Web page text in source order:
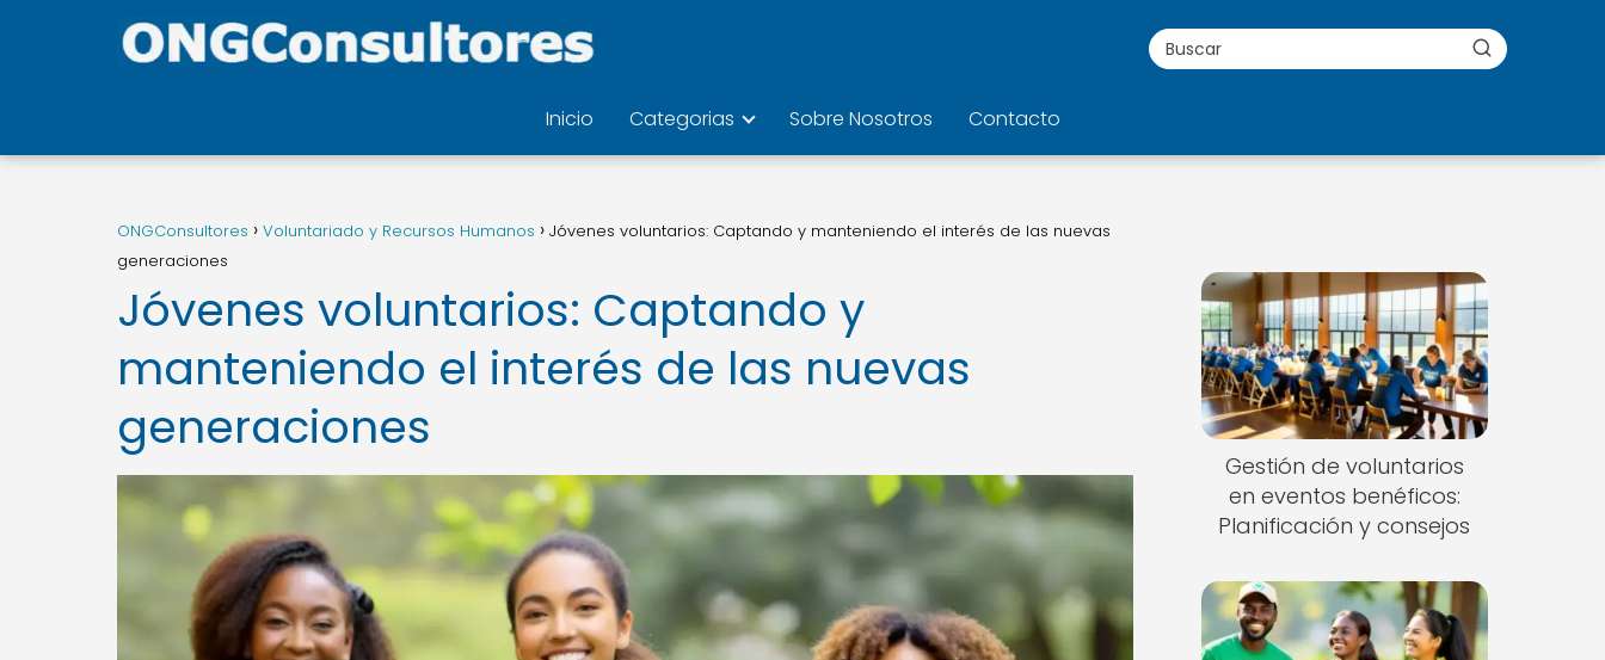
Inicio Categorias Sobre Nosotros Contacto
ONGConsultores Voluntariado y Recursos Humanos
Jóvenes voluntarios: Captando y manteniendo el interés de las nuevas
generaciones
Jóvenes voluntarios: Captando y
manteniendo el interés de las nuevas
generaciones
Gestión de voluntarios
en eventos benéficos:
Planificación y consejos